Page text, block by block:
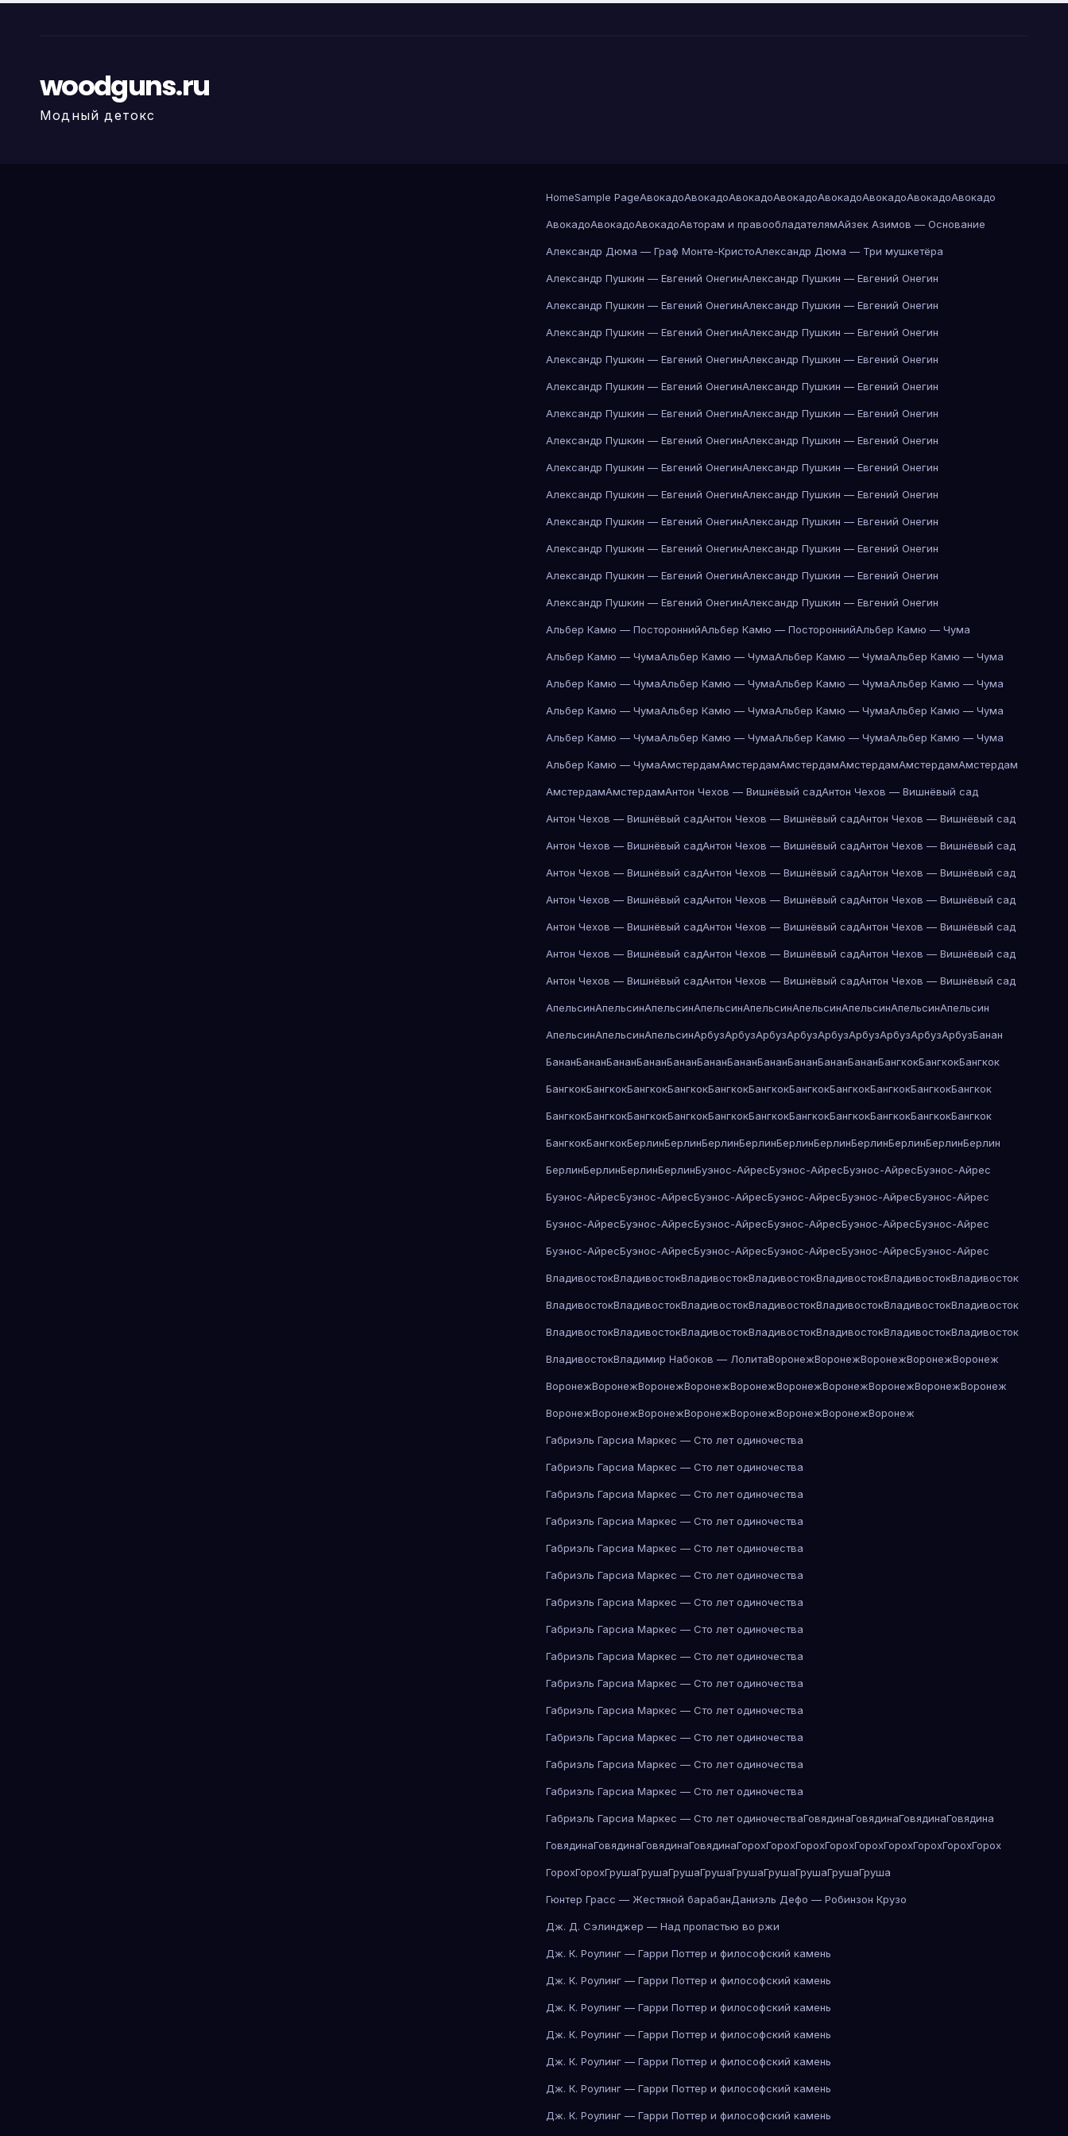
woodguns.ru
Модный детокс
HomeSample PageАвокадоАвокадоАвокадоАвокадоАвокадоАвокадоАвокадоАвокадо
АвокадоАвокадоАвокадоАвторам и правообладателямАйзек Азимов — Основание
Александр Дюма — Граф Монте-КристоАлександр Дюма — Три мушкетёра
Александр Пушкин — Евгений ОнегинАлександр Пушкин — Евгений Онегин
Александр Пушкин — Евгений ОнегинАлександр Пушкин — Евгений Онегин
Александр Пушкин — Евгений ОнегинАлександр Пушкин — Евгений Онегин
Александр Пушкин — Евгений ОнегинАлександр Пушкин — Евгений Онегин
Александр Пушкин — Евгений ОнегинАлександр Пушкин — Евгений Онегин
Александр Пушкин — Евгений ОнегинАлександр Пушкин — Евгений Онегин
Александр Пушкин — Евгений ОнегинАлександр Пушкин — Евгений Онегин
Александр Пушкин — Евгений ОнегинАлександр Пушкин — Евгений Онегин
Александр Пушкин — Евгений ОнегинАлександр Пушкин — Евгений Онегин
Александр Пушкин — Евгений ОнегинАлександр Пушкин — Евгений Онегин
Александр Пушкин — Евгений ОнегинАлександр Пушкин — Евгений Онегин
Александр Пушкин — Евгений ОнегинАлександр Пушкин — Евгений Онегин
Александр Пушкин — Евгений ОнегинАлександр Пушкин — Евгений Онегин
Альбер Камю — ПостороннийАльбер Камю — ПостороннийАльбер Камю — Чума
Альбер Камю — ЧумаАльбер Камю — ЧумаАльбер Камю — ЧумаАльбер Камю — Чума
Альбер Камю — ЧумаАльбер Камю — ЧумаАльбер Камю — ЧумаАльбер Камю — Чума
Альбер Камю — ЧумаАльбер Камю — ЧумаАльбер Камю — ЧумаАльбер Камю — Чума
Альбер Камю — ЧумаАльбер Камю — ЧумаАльбер Камю — ЧумаАльбер Камю — Чума
Альбер Камю — ЧумаАмстердамАмстердамАмстердамАмстердамАмстердамАмстердам
АмстердамАмстердамАнтон Чехов — Вишнёвый садАнтон Чехов — Вишнёвый сад
Антон Чехов — Вишнёвый садАнтон Чехов — Вишнёвый садАнтон Чехов — Вишнёвый сад
Антон Чехов — Вишнёвый садАнтон Чехов — Вишнёвый садАнтон Чехов — Вишнёвый сад
Антон Чехов — Вишнёвый садАнтон Чехов — Вишнёвый садАнтон Чехов — Вишнёвый сад
Антон Чехов — Вишнёвый садАнтон Чехов — Вишнёвый садАнтон Чехов — Вишнёвый сад
Антон Чехов — Вишнёвый садАнтон Чехов — Вишнёвый садАнтон Чехов — Вишнёвый сад
Антон Чехов — Вишнёвый садАнтон Чехов — Вишнёвый садАнтон Чехов — Вишнёвый сад
Антон Чехов — Вишнёвый садАнтон Чехов — Вишнёвый садАнтон Чехов — Вишнёвый сад
АпельсинАпельсинАпельсинАпельсинАпельсинАпельсинАпельсинАпельсинАпельсин
АпельсинАпельсинАпельсинАрбузАрбузАрбузАрбузАрбузАрбузАрбузАрбузАрбузБанан
БананБананБананБананБананБананБананБананБананБананБананБангкокБангкокБангкок
БангкокБангкокБангкокБангкокБангкокБангкокБангкокБангкокБангкокБангкокБангкок
БангкокБангкокБангкокБангкокБангкокБангкокБангкокБангкокБангкокБангкокБангкок
БангкокБангкокБерлинБерлинБерлинБерлинБерлинБерлинБерлинБерлинБерлинБерлин
БерлинБерлинБерлинБерлинБуэнос-АйресБуэнос-АйресБуэнос-АйресБуэнос-Айрес
Буэнос-АйресБуэнос-АйресБуэнос-АйресБуэнос-АйресБуэнос-АйресБуэнос-Айрес
Буэнос-АйресБуэнос-АйресБуэнос-АйресБуэнос-АйресБуэнос-АйресБуэнос-Айрес
Буэнос-АйресБуэнос-АйресБуэнос-АйресБуэнос-АйресБуэнос-АйресБуэнос-Айрес
ВладивостокВладивостокВладивостокВладивостокВладивостокВладивостокВладивосток
ВладивостокВладивостокВладивостокВладивостокВладивостокВладивостокВладивосток
ВладивостокВладивостокВладивостокВладивостокВладивостокВладивостокВладивосток
ВладивостокВладимир Набоков — ЛолитаВоронежВоронежВоронежВоронежВоронеж
ВоронежВоронежВоронежВоронежВоронежВоронежВоронежВоронежВоронежВоронеж
ВоронежВоронежВоронежВоронежВоронежВоронежВоронежВоронеж
Габриэль Гарсиа Маркес — Сто лет одиночества
Габриэль Гарсиа Маркес — Сто лет одиночества
Габриэль Гарсиа Маркес — Сто лет одиночества
Габриэль Гарсиа Маркес — Сто лет одиночества
Габриэль Гарсиа Маркес — Сто лет одиночества
Габриэль Гарсиа Маркес — Сто лет одиночества
Габриэль Гарсиа Маркес — Сто лет одиночества
Габриэль Гарсиа Маркес — Сто лет одиночества
Габриэль Гарсиа Маркес — Сто лет одиночества
Габриэль Гарсиа Маркес — Сто лет одиночества
Габриэль Гарсиа Маркес — Сто лет одиночества
Габриэль Гарсиа Маркес — Сто лет одиночества
Габриэль Гарсиа Маркес — Сто лет одиночества
Габриэль Гарсиа Маркес — Сто лет одиночества
Габриэль Гарсиа Маркес — Сто лет одиночестваГовядинаГовядинаГовядинаГовядина
ГовядинаГовядинаГовядинаГовядинаГорохГорохГорохГорохГорохГорохГорохГорохГорох
ГорохГорохГрушаГрушаГрушаГрушаГрушаГрушаГрушаГрушаГруша
Гюнтер Грасс — Жестяной барабанДаниэль Дефо — Робинзон Крузо
Дж. Д. Сэлинджер — Над пропастью во ржи
Дж. К. Роулинг — Гарри Поттер и философский камень
Дж. К. Роулинг — Гарри Поттер и философский камень
Дж. К. Роулинг — Гарри Поттер и философский камень
Дж. К. Роулинг — Гарри Поттер и философский камень
Дж. К. Роулинг — Гарри Поттер и философский камень
Дж. К. Роулинг — Гарри Поттер и философский камень
Дж. К. Роулинг — Гарри Поттер и философский камень